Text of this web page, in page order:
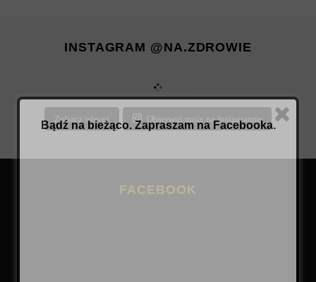
INSTAGRAM @NA.ZDROWIE
Zobacz więcej Obserwuj mnie na Instagramie
FACEBOOK
Bądź na bieżąco. Zapraszam na Facebooka.